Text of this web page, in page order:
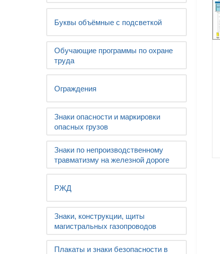
Буквы объёмные с подсветкой
Обучающие программы по охране
труда
Ограждения
Знаки опасности и маркировки
опасных грузов
Знаки по непроизводственному
травматизму на железной дороге
РЖД
Знаки, конструкции, щиты
магистральных газопроводов
Плакаты и знаки безопасности в